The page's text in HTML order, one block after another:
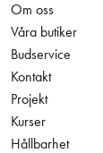
Om oss
Våra butiker
Budservice
Kontakt
Projekt
Kurser
Hållbarhet